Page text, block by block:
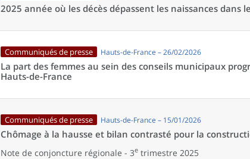
2025 année où les décès dépassent les naissances dans
Communiqués de presse Hauts-de-France – 26/02/2026
La part des femmes au sein des conseils municipaux
Hauts-de-France
Communiqués de presse Hauts-de-France – 15/01/2026
Chômage à la hausse et bilan contrasté pour la
Note de conjoncture régionale - 3e trimestre 2025